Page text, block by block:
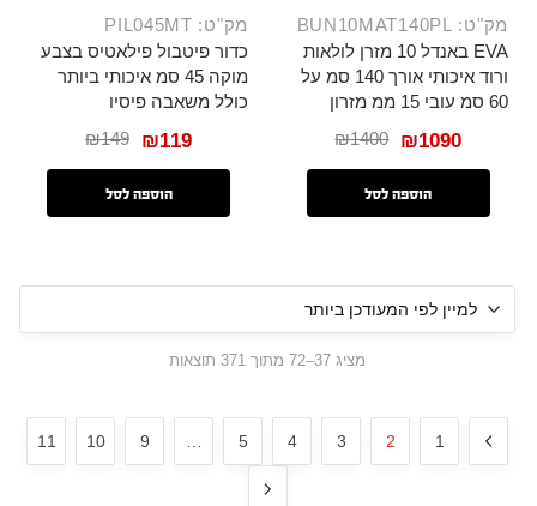
מק"ט: BUN10MAT140PL
EVA באנדל 10 מזרן לולאות
ורוד איכותי אורך 140 סמ על
60 סמ עובי 15 ממ מזרון
₪1400 ₪1090
הוספה לסל
מק"ט: PIL045MT
כדור פיטבול פילאטיס בצבע
מוקה 45 סמ איכותי ביותר
כולל משאבה פיסיו
₪149 ₪119
הוספה לסל
מציג 37–72 מתוך 371 תוצאות
1
2
3
4
5
9
10
11